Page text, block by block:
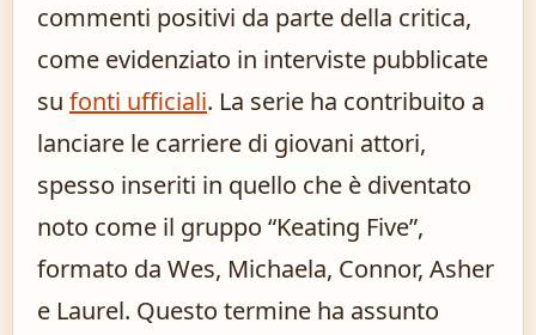
commenti positivi da parte della critica,
come evidenziato in interviste pubblicate
su fonti ufficiali. La serie ha contribuito a
lanciare le carriere di giovani attori,
spesso inseriti in quello che è diventato
noto come il gruppo “Keating Five”,
formato da Wes, Michaela, Connor, Asher
e Laurel. Questo termine ha assunto